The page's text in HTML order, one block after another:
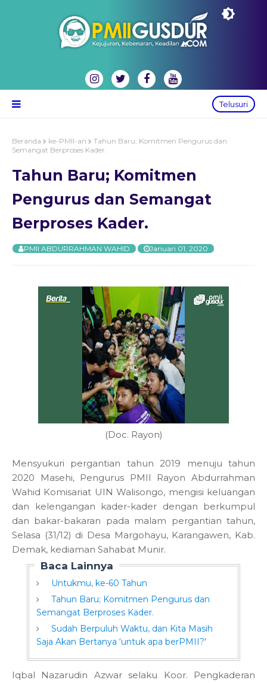
Telusuri
Beranda ke-PMII-an
Tahun Baru; Komitmen Pengurus dan
Semangat Berproses Kader.
Tahun Baru; Komitmen
Pengurus dan Semangat
Berproses Kader.
PMII ABDURRAHMAN WAHID Januari 01, 2020
(Doc. Rayon)
Mensyukuri pergantian tahun 2019 menuju tahun
2020 Masehi, Pengurus PMII Rayon Abdurrahman
Wahid Komisariat UIN Walisongo, mengisi keluangan
dan kelengangan kader-kader dengan berkumpul
dan bakar-bakaran pada malam pergantian tahun,
Selasa (31/12) di Desa Margohayu, Karangawen, Kab.
Demak, kediaman Sahabat Munir.
Baca Lainnya
Untukmu, ke-60 Tahun
Tahun Baru; Komitmen Pengurus dan
Semangat Berproses Kader.
Sudah Berpuluh Waktu, dan Kita Masih
Saja Akan Bertanya ‘untuk apa berPMII?'
Iqbal Nazarudin Azwar selaku Koor. Pengkaderan